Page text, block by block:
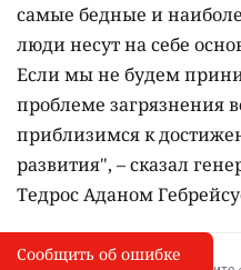
самые бедные и
люди несут на себе
Если мы не будем
проблеме загрязнения
приблизимся к
развития", – сказал
Тедрос Аданом
I
Сообщить об опечатке
Сообщить об ошибке